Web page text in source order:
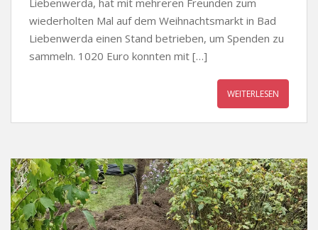
Liebenwerda, hat mit mehreren Freunden zum
wiederholten Mal auf dem Weihnachtsmarkt in Bad
Liebenwerda einen Stand betrieben, um Spenden zu
sammeln. 1020 Euro konnten mit […]
WEITERLESEN